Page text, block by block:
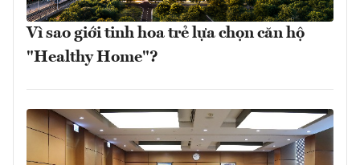
Vì sao giới tinh hoa trẻ lựa chọn căn hộ
"Healthy Home"?